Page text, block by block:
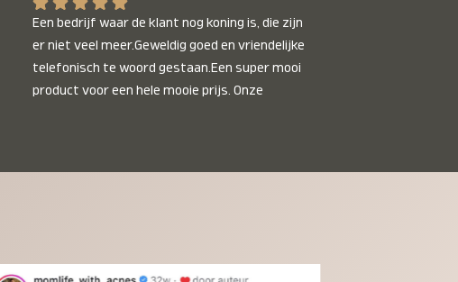
Een bedrijf waar de klant nog koning is, die zijn
er niet veel meer.Geweldig goed en vriendelijke
telefonisch te woord gestaan.Een super mooi
product voor een hele mooie prijs. Onze